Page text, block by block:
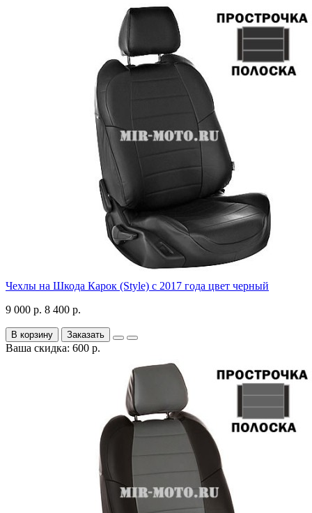
Чехлы на Шкода Карок (Style) с 2017 года цвет черный
9 000 р. 8 400 р.
В корзину Заказать
Ваша скидка: 600 р.